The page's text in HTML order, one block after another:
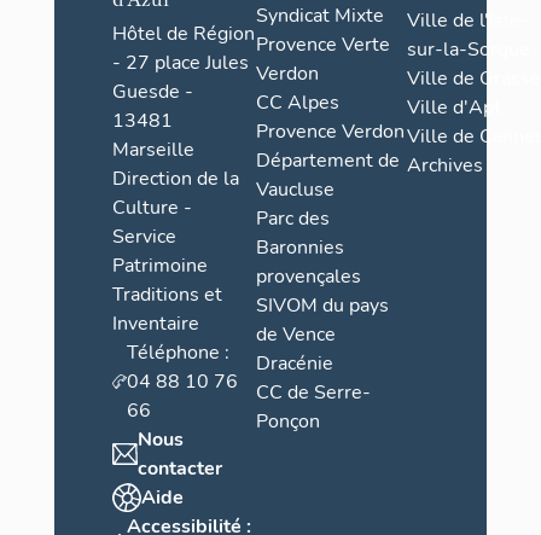
Hôtel de Région
- 27 place Jules
Guesde -
13481
Marseille
Direction de la
Culture -
Service
Patrimoine
Traditions et
Inventaire
Téléphone :
04 88 10 76
66
Nous
contacter
Aide
Accessibilité :
Syndicat Mixte
Provence Verte
Verdon
CC Alpes
Provence Verdon
Département de
Vaucluse
Parc des
Baronnies
provençales
SIVOM du pays
de Vence
Dracénie
CC de Serre-
Ponçon
Ville de l'Isle-
sur-la-Sorgue
Ville de Grasse
Ville d'Apt
Ville de
Archives